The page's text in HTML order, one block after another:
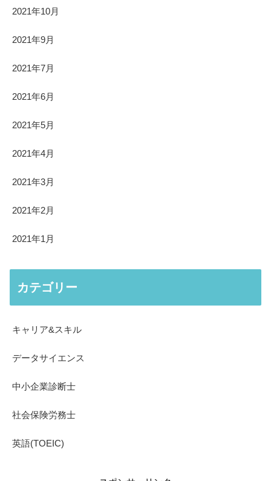
2021年10月
2021年9月
2021年7月
2021年6月
2021年5月
2021年4月
2021年3月
2021年2月
2021年1月
カテゴリー
キャリア&スキル
データサイエンス
中小企業診断士
社会保険労務士
英語(TOEIC)